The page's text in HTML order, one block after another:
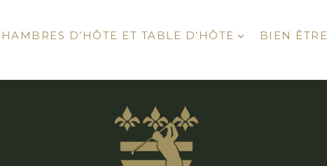
D’HÔTE ET TABLE D’HÔTE BIEN ÊTRE